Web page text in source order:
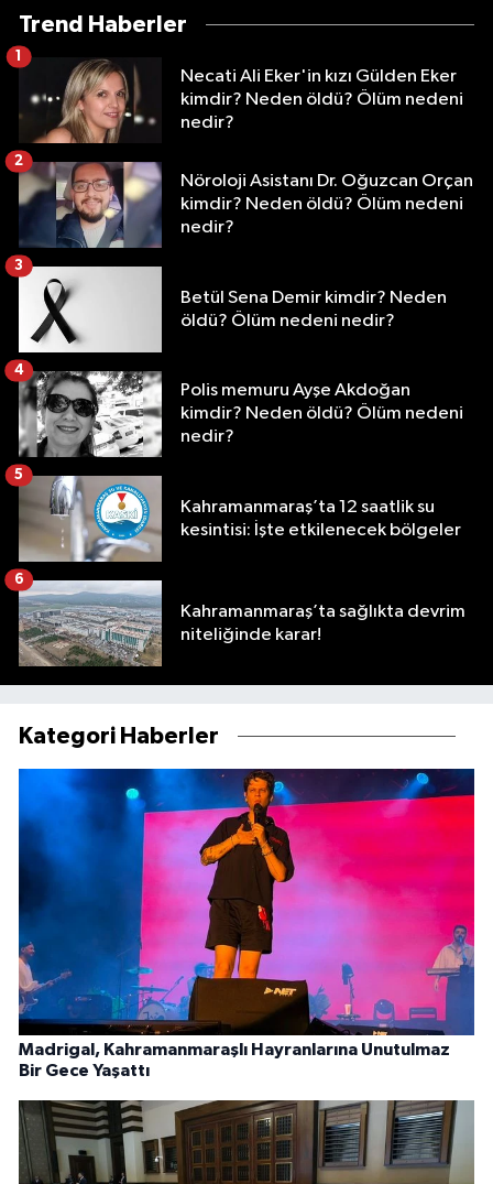
Trend Haberler
Necati Ali Eker'in kızı Gülden Eker
kimdir? Neden öldü? Ölüm nedeni
nedir?
1
Nöroloji Asistanı Dr. Oğuzcan Orçan
kimdir? Neden öldü? Ölüm nedeni
nedir?
2
Betül Sena Demir kimdir? Neden
öldü? Ölüm nedeni nedir?
3
Polis memuru Ayşe Akdoğan
kimdir? Neden öldü? Ölüm nedeni
nedir?
4
Kahramanmaraş’ta 12 saatlik su
kesintisi: İşte etkilenecek bölgeler
5
Kahramanmaraş’ta sağlıkta devrim
niteliğinde karar!
6
Kategori Haberler
Madrigal, Kahramanmaraşlı Hayranlarına Unutulmaz
Bir Gece Yaşattı